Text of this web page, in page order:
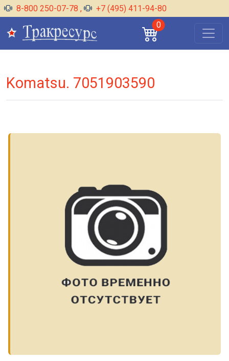
8-800 250-07-78 ,
+7 (495) 411-94-80
0
Komatsu. 7051903590